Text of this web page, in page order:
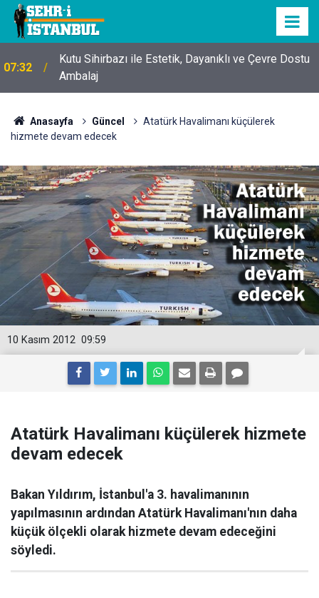
07:32
Kutu Sihirbazı ile Estetik, Dayanıklı ve Çevre Dostu
Ambalaj
Anasayfa Güncel
Atatürk Havalimanı küçülerek
hizmete devam edecek
09:59
10 Kasım 2012
Atatürk Havalimanı küçülerek hizmete
devam edecek
Bakan Yıldırım, İstanbul'a 3. havalimanının
yapılmasının ardından Atatürk Havalimanı'nın daha
küçük ölçekli olarak hizmete devam edeceğini
söyledi.